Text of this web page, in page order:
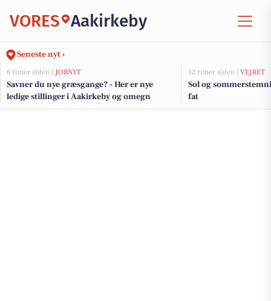
VORES Aakirkeby
Seneste nyt ›
6 timer siden | JOBNYT
Savner du nye græsgange? - Her er nye
ledige stillinger i Aakirkeby og omegn
12 timer siden | VEJRET
Sol og
fat